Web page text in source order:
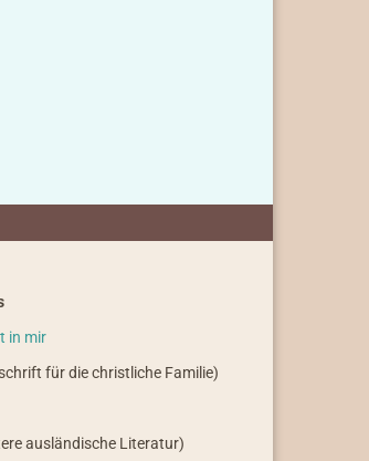
in mir
für die christliche Familie)
ausländische Literatur)